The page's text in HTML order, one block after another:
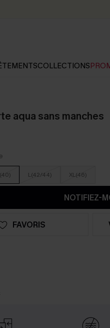
COLLECTIONS
aqua sans manches
L(42/44) XL(46)
NOTIFIEZ-
FAVORIS